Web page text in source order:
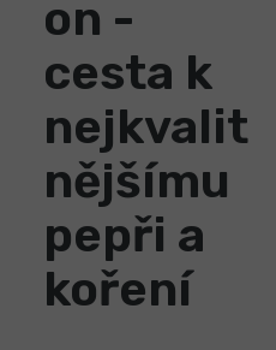
on -
cesta k
nejkvalit
nějšímu
pepři a
koření